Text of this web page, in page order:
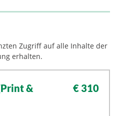
Zugriff auf alle Inhalte der
erhalten.
&
€ 310